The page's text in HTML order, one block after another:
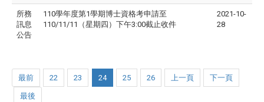
所務
訊息
公告
110學年度第1學期博士資格考申請至
110/11/11（星期四）下午3:00截止收件
2021-10-
28
最前 22 23 24 25 26 上一頁 下一頁
最後